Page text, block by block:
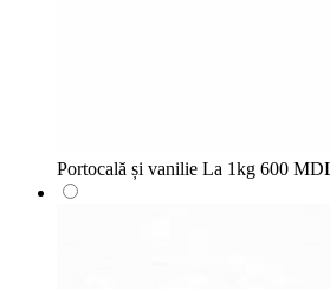
Portocală și vanilie La 1kg 600